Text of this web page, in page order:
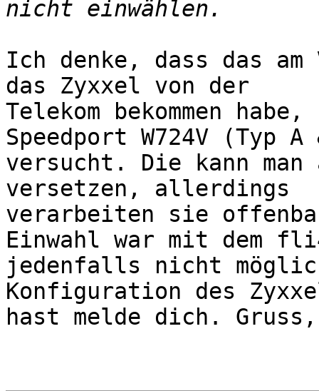
Ich denke, dass das
das Zyxxel von der
Telekom bekommen
Speedport W724V (Typ A
versucht. Die kann man
versetzen, allerdings
verarbeiten sie
Einwahl war mit dem
jedenfalls nicht
Konfiguration des
hast melde dich.